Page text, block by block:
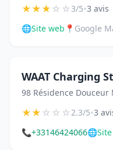
★★★☆☆3/5•3 avis
🌐Site web 📍 Google
WAAT Charging
98 Résidence Douceur
★★☆☆☆2.3/5•3
📞+33146424066🌐